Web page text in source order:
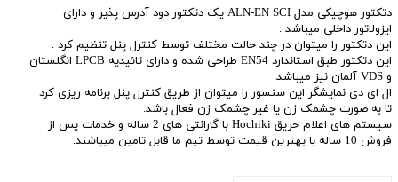
دتکتور هوچیکی مدل ALN-EN SCI یک دتکتور دود آدرس پذیر و دارای
ایزولاتور داخلی میباشد .
این دتکتور را میتوان در چند حالت مختلف توسط کنترل پنل تنظیم کرد .
این دتکتور طبق استاندارد EN54 طراحی شده و دارای تائیدیه LPCB انگلستان
و VDS آلمان نیز میباشد.
ال ای دی نمایشگر این سنسور را میتوان از طریق کنترل پنل برنامه ریزی کرد
تا به صورت چشمک زن یا غیر چشمک زن فعال باشد.
سیستم های اعلام حریق Hochiki با گارانتی های 2 ساله و خدمات پس از
فروش 10 ساله با بهترین قیمت توسط تیم ما قابل تامین میباشند.